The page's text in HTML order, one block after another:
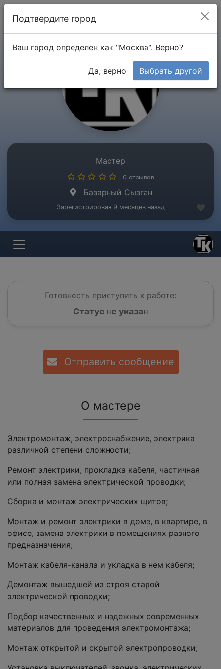
Мастер
0 отзывов
Базарный Сызган
Зарегистрирован 9 месяцев назад
Готовность приступить к работе:
Статус не указан
Отправить сообщение
О мастере
Электромонтаж, электроснабжение, электрика
различной степени сложности;
Ремонт электрики, прокладка кабеля, частичная
или полная замена электрической проводки;
Сборка и монтаж электрических щитов;
Монтаж и ремонт электрики в доме, в квартире, в
офисе, замена электрики в помещениях разного
предназначения;
Монтаж кабеля-канала и укладка в нем кабеля;
Демонтаж вышедшей из строя старой
электрической проводки;
Подбор качественных и надежных современных
материалов для проведения электромонтажа;
Монтаж открытой и скрытой электропроводки;
Подтвердите город
Ваш город определён как "Москва". Верно?
Да, верно Выбрать другой